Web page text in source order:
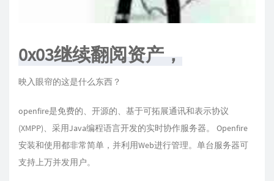
0x03继续翻阅资产，
映入眼帘的这是什么东西？
openfire是免费的、开源的、基于可拓展通讯和表示协议
(XMPP)、采用Java编程语言开发的实时协作服务器。 Openfire
安装和使用都非常简单，并利用Web进行管理。单台服务器可
支持上万并发用户。